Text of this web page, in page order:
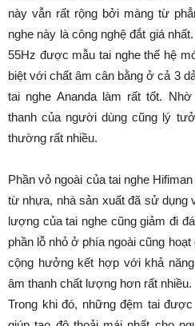
này vẫn rất rộng bởi màng từ
nghe này là công nghệ đắt giá
55Hz được mẫu tai nghe thế hệ
biệt với chất âm cân bằng ở cả 3
tai nghe Ananda làm rất tốt.
thanh của người dùng cũng lý
thường rất nhiều.
Phần vỏ ngoài của tai nghe
từ nhựa, nhà sản xuất đã sử dụng
lượng của tai nghe cũng giảm đi
phần lỗ nhỏ ở phía ngoài cũng
cộng hưởng kết hợp với khả
âm thanh chất lượng hơn rất nhiều.
Trong khi đó, những đệm tai